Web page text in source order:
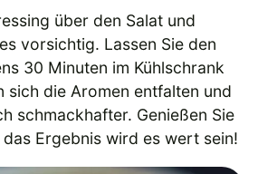
über den Salat und
vorsichtig. Lassen Sie den
30 Minuten im Kühlschrank
sich die Aromen entfalten und
schmackhafter. Genießen Sie
Ergebnis wird es wert sein!